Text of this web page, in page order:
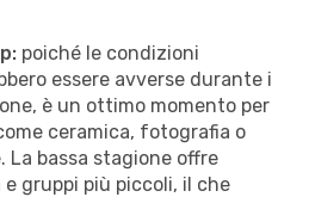
poiché le condizioni
essere avverse durante i
è un ottimo momento per
ceramica, fotografia o
La bassa stagione offre
gruppi più piccoli, il che